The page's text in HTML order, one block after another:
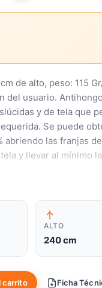
de alto, peso: 115
del usuario.
y de tela que
Se puede
abriendo las franjas
y llevar al mínimo
ALTO
240 cm
carrito Ficha